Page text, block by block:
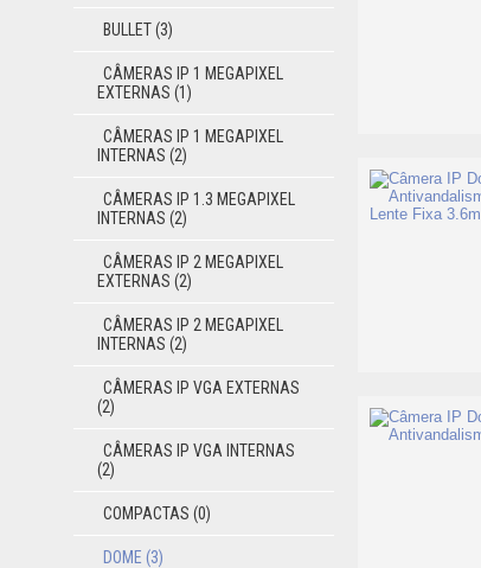
BULLET(3)
CÂMERAS IP 1 MEGAPIXEL
EXTERNAS (1)
CÂMERAS IP 1 MEGAPIXEL
INTERNAS (2)
CÂMERAS IP 1.3 MEGAPIXEL
INTERNAS (2)
CÂMERAS IP 2 MEGAPIXEL
EXTERNAS (2)
CÂMERAS IP 2 MEGAPIXEL
INTERNAS (2)
CÂMERAS IP VGA EXTERNAS
(2)
CÂMERAS IP VGA INTERNAS
(2)
COMPACTAS (0)
DOME (3)